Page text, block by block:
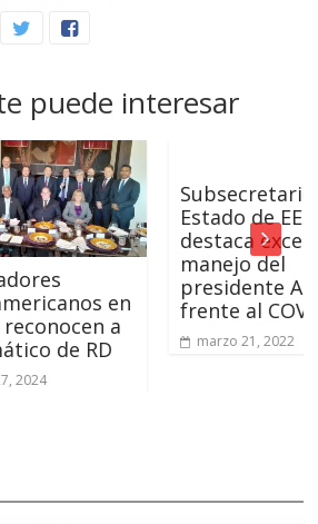
puede interesar
en
a
RD
Subsecretario de
Estado de EE. UU.
destaca excelente
manejo del
presidente
frente al COVID-19
marzo 21, 2022